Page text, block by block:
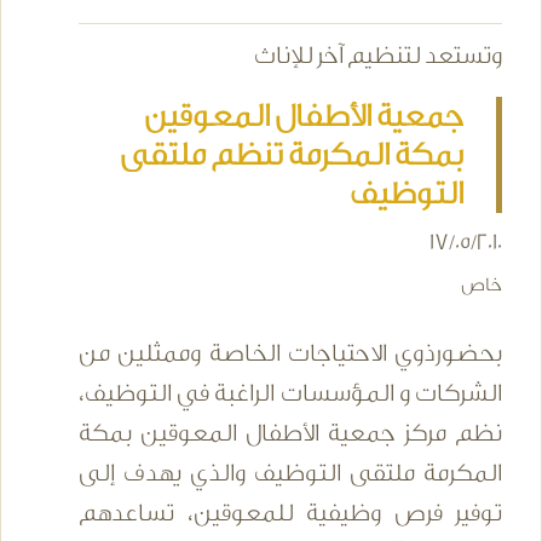
وتستعد لتنظيم آخر للإناث
جمعية الأطفال المعوقين
بمكة المكرمة تنظم ملتقى
التوظيف
17/05/2010
خاص
بحضورذوي الاحتياجات الخاصة وممثلين من
الشركات و المؤسسات الراغبة في التوظيف،
نظم مركز جمعية الأطفال المعوقين بمكة
المكرمة ملتقى التوظيف والذي يهدف إلى
توفير فرص وظيفية للمعوقين، تساعدهم